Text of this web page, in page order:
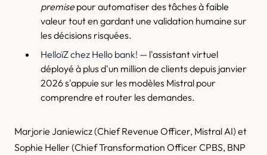
premisepour automatiser des tâches à faible
valeur tout en gardant une validation humaine sur
les décisions risquées.
HelloïZ chez Hello bank! — l'assistant virtuel
déployé à plus d'un million de clients depuis janvier
2026 s'appuie sur les modèles Mistral pour
comprendre et router les demandes.
Marjorie Janiewicz (Chief Revenue Officer, Mistral AI) et
Sophie Heller (Chief Transformation Officer CPBS, BNP